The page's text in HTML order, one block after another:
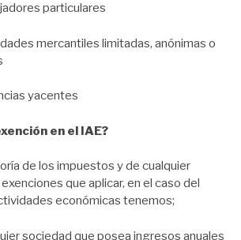
particulares
mercantiles limitadas, anónimas o
yacentes
en el IAE?
de los impuestos y de cualquier
que aplicar, en el caso del
económicas tenemos;
sociedad que posea ingresos anuales